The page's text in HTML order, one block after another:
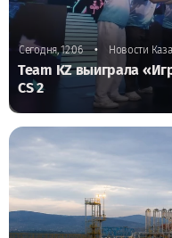
Сегодня, 12:06 • Новости
Team KZ выиграла
CS 2